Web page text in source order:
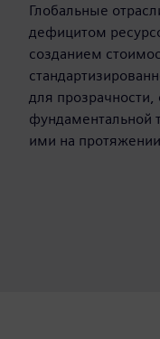
Глобальные
дефицитом
созданием
для
фундаментальной
ими на